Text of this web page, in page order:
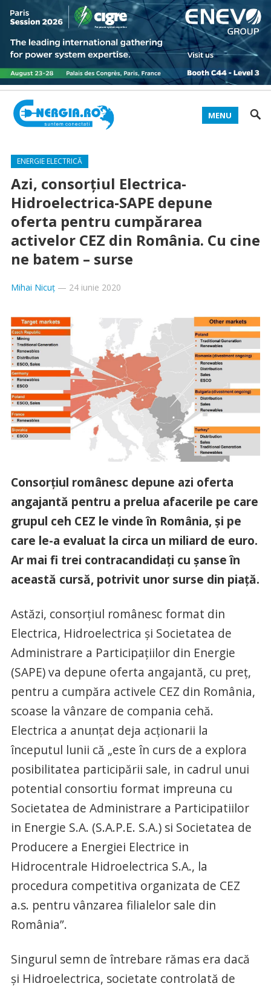
MENU
ENERGIE ELECTRICĂ
Azi, consorțiul Electrica-
Hidroelectrica-SAPE depune
oferta pentru cumpărarea
activelor CEZ din România. Cu cine
ne batem – surse
Mihai Nicuț— 24 iunie 2020
Consorțiul românesc depune azi oferta
angajantă pentru a prelua afacerile pe care
grupul ceh CEZ le vinde în România, și pe
care le-a evaluat la circa un miliard de euro.
Ar mai fi trei contracandidați cu șanse în
această cursă, potrivit unor surse din piață.
Astăzi, consorțiul românesc format din
Electrica, Hidroelectrica și Societatea de
Administrare a Participațiilor din Energie
(SAPE) va depune oferta angajantă, cu preț,
pentru a cumpăra activele CEZ din România,
scoase la vânzare de compania cehă.
Electrica a anunțat deja acționarii la
începutul lunii că „este în curs de a explora
posibilitatea participării sale, in cadrul unui
potential consortiu format impreuna cu
Societatea de Administrare a Participatiilor
in Energie S.A. (S.A.P.E. S.A.) si Societatea de
Producere a Energiei Electrice in
Hidrocentrale Hidroelectrica S.A., la
procedura competitiva organizata de CEZ
a.s. pentru vânzarea filialelor sale din
România”.
Singurul semn de întrebare rămas era dacă
și Hidroelectrica, societate controlată de